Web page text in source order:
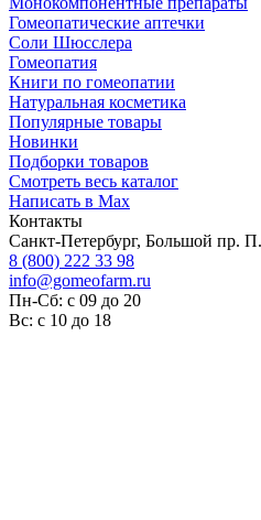
Гомеопатические аптечки
Соли Шюсслера
Гомеопатия
Книги по гомеопатии
Натуральная косметика
Популярные товары
Новинки
Подборки товаров
Смотреть весь каталог
Написать в Max
Контакты
Санкт-Петербург, Большой пр.
8 (800) 222 33 98
info@gomeofarm.ru
Пн-Сб: с 09 до 20
Вс: с 10 до 18